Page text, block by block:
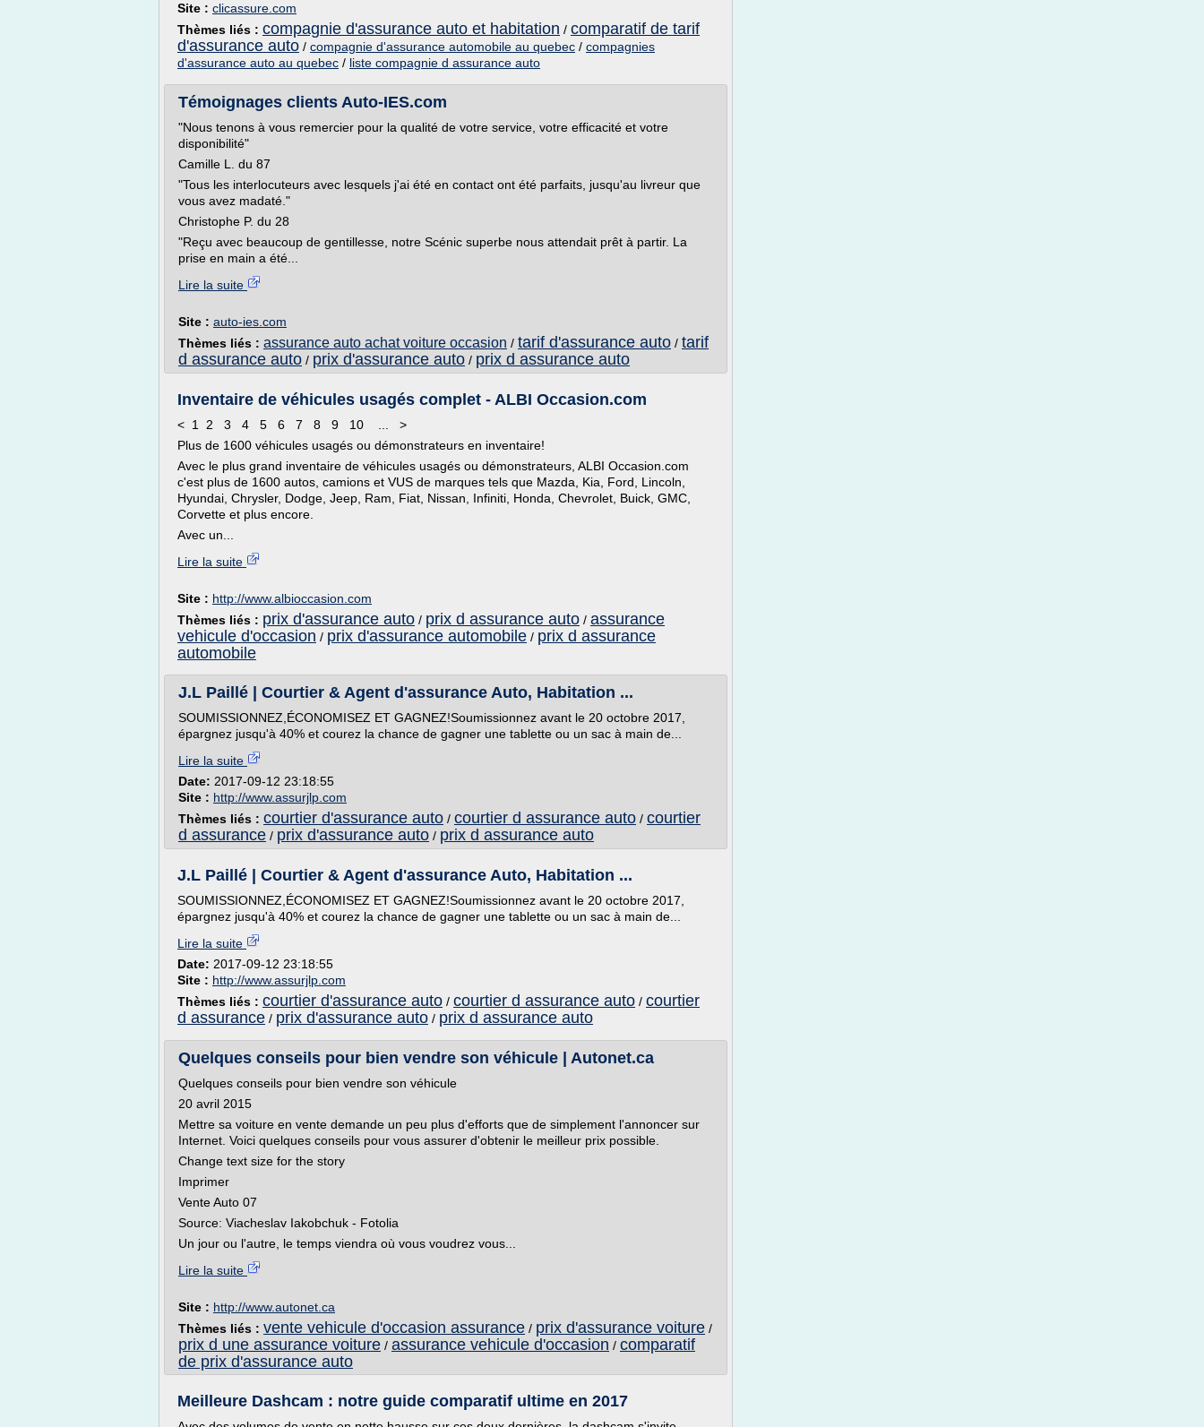
Site : clicassure.com
Thèmes liés : compagnie d'assurance auto et habitation / comparatif de tarif
d'assurance auto / compagnie d'assurance automobile au quebec / compagnies
d'assurance auto au quebec / liste compagnie d assurance auto
Témoignages clients Auto-IES.com
"Nous tenons à vous remercier pour la qualité de votre service, votre efficacité et votre
disponibilité"
Camille L. du 87
"Tous les interlocuteurs avec lesquels j'ai été en contact ont été parfaits, jusqu'au livreur que
vous avez madaté."
Christophe P. du 28
"Reçu avec beaucoup de gentillesse, notre Scénic superbe nous attendait prêt à partir. La
prise en main a été...
Lire la suite
Site : auto-ies.com
Thèmes liés : assurance auto achat voiture occasion / tarif d'assurance auto / tarif
d assurance auto / prix d'assurance auto / prix d assurance auto
Inventaire de véhicules usagés complet - ALBI Occasion.com
< 1 2 3 4 5 6 7 8 9 10 ... >
Plus de 1600 véhicules usagés ou démonstrateurs en inventaire!
Avec le plus grand inventaire de véhicules usagés ou démonstrateurs, ALBI Occasion.com
c'est plus de 1600 autos, camions et VUS de marques tels que Mazda, Kia, Ford, Lincoln,
Hyundai, Chrysler, Dodge, Jeep, Ram, Fiat, Nissan, Infiniti, Honda, Chevrolet, Buick, GMC,
Corvette et plus encore.
Avec un...
Lire la suite
Site : http://www.albioccasion.com
Thèmes liés : prix d'assurance auto / prix d assurance auto / assurance
vehicule d'occasion / prix d'assurance automobile / prix d assurance
automobile
J.L Paillé | Courtier & Agent d'assurance Auto, Habitation ...
SOUMISSIONNEZ,ÉCONOMISEZ ET GAGNEZ!Soumissionnez avant le 20 octobre 2017,
épargnez jusqu'à 40% et courez la chance de gagner une tablette ou un sac à main de...
Lire la suite
Date: 2017-09-12 23:18:55
Site : http://www.assurjlp.com
Thèmes liés : courtier d'assurance auto / courtier d assurance auto / courtier
d assurance / prix d'assurance auto / prix d assurance auto
J.L Paillé | Courtier & Agent d'assurance Auto, Habitation ...
SOUMISSIONNEZ,ÉCONOMISEZ ET GAGNEZ!Soumissionnez avant le 20 octobre 2017,
épargnez jusqu'à 40% et courez la chance de gagner une tablette ou un sac à main de...
Lire la suite
Date: 2017-09-12 23:18:55
Site : http://www.assurjlp.com
Thèmes liés : courtier d'assurance auto / courtier d assurance auto / courtier
d assurance / prix d'assurance auto / prix d assurance auto
Quelques conseils pour bien vendre son véhicule | Autonet.ca
Quelques conseils pour bien vendre son véhicule
20 avril 2015
Mettre sa voiture en vente demande un peu plus d'efforts que de simplement l'annoncer sur
Internet. Voici quelques conseils pour vous assurer d'obtenir le meilleur prix possible.
Change text size for the story
Imprimer
Vente Auto 07
Source: Viacheslav Iakobchuk - Fotolia
Un jour ou l'autre, le temps viendra où vous voudrez vous...
Lire la suite
Site : http://www.autonet.ca
Thèmes liés : vente vehicule d'occasion assurance / prix d'assurance voiture /
prix d une assurance voiture / assurance vehicule d'occasion / comparatif
de prix d'assurance auto
Meilleure Dashcam : notre guide comparatif ultime en 2017